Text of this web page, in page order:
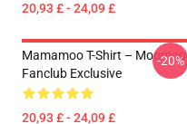
20,93 £ - 24,09 £
Mamamoo T-Shirt – Moomoo
Fanclub Exclusive
20,93 £ - 24,09 £
-20%